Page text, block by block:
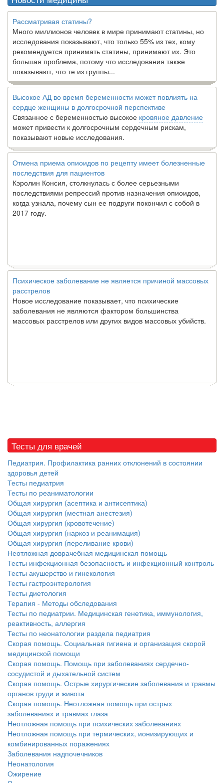
Рассматривая статины?
Много миллионов человек в мире принимают статины, но
исследования показывают, что только 55% из тех, кому
рекомендуется принимать статины, принимают их. Это
большая проблема, потому что исследования также
показывают, что те из группы...
Высокое АД во время беременности может повлиять на
сердце женщины в долгосрочной перспективе
Связанное с беременностью высокое кровяное давление
может привести к долгосрочным сердечным рискам,
показывают новые исследования.
Отмена приема опиоидов по рецепту имеет болезненные
последствия для пациентов
Кэролин Консия, столкнулась с более серьезными
последствиями репрессий против назначения опиоидов,
когда узнала, почему сын ее подруги покончил с собой в
2017 году.
Психическое заболевание не является причиной массовых
расстрелов
Новое исследование показывает, что психические
заболевания не являются фактором большинства
массовых расстрелов или других видов массовых убийств.
Тесты для врачей
Педиатрия. Профилактика ранних отклонений в состоянии
здоровья детей
Тесты педиатрия
Тесты по реаниматологии
Общая хирургия (асептика и антисептика)
Общая хирургия (местная анестезия)
Общая хирургия (кровотечение)
Общая хирургия (наркоз и реанимация)
Общая хирургия (переливание крови)
Неотложная доврачебная медицинская помощь
Тесты инфекционная безопасность и инфекционный контроль
Тесты акушерство и гинекология
Тесты гастроэнтерология
Тесты диетология
Терапия - Методы обследования
Тесты по педиатрии. Медицинская генетика, иммунология,
реактивность, аллергия
Тесты по неонатологии раздела педиатрия
Скорая помощь. Социальная гигиена и организация скорой
медицинской помощи
Скорая помощь. Помощь при заболеваниях сердечно-
сосудистой и дыхательной систем
Скорая помощь. Острые хирургические заболевания и травмы
органов груди и живота
Скорая помощь. Неотложная помощь при острых
заболеваниях и травмах глаза
Неотложная помощь при психических заболеваниях
Неотложная помощь при термических, ионизирующих и
комбинированных поражениях
Заболевания надпочечников
Неонатология
Ожирение